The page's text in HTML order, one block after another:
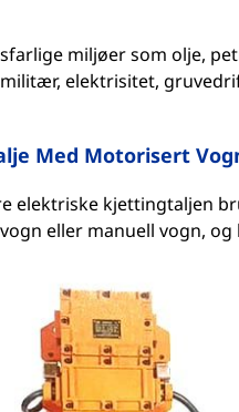
miljøer som olje,
elektrisitet,
Med Motorisert
elektriske kjettingtaljen
eller manuell vogn,